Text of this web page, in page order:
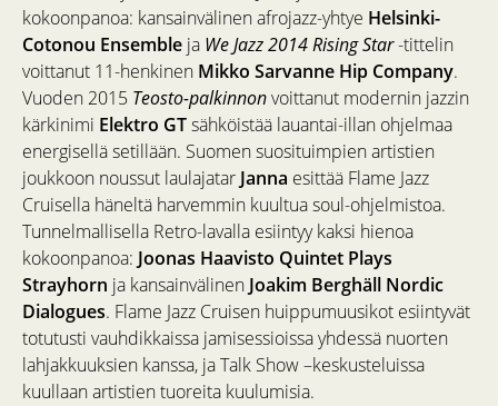
kokoonpanoa: kansainvälinen afrojazz-yhtye Helsinki-
Cotonou Ensemble ja We Jazz 2014 Rising Star-tittelin
voittanut 11-henkinen Mikko Sarvanne Hip Company.
Vuoden 2015 Teosto-palkinnonvoittanut modernin jazzin
kärkinimi Elektro GTsähköistää lauantai-illan ohjelmaa
energisellä setillään. Suomen suosituimpien artistien
joukkoon noussut laulajatar Janna esittää Flame Jazz
Cruisella häneltä harvemmin kuultua soul-ohjelmistoa.
Tunnelmallisella Retro-lavalla esiintyy kaksi hienoa
kokoonpanoa: Joonas Haavisto Quintet Plays
Strayhorn ja kansainvälinen Joakim Berghäll Nordic
Dialogues. Flame Jazz Cruisen huippumuusikot esiintyvät
totutusti vauhdikkaissa jamisessioissa yhdessä nuorten
lahjakkuuksien kanssa, ja Talk Show –keskusteluissa
kuullaan artistien tuoreita kuulumisia.